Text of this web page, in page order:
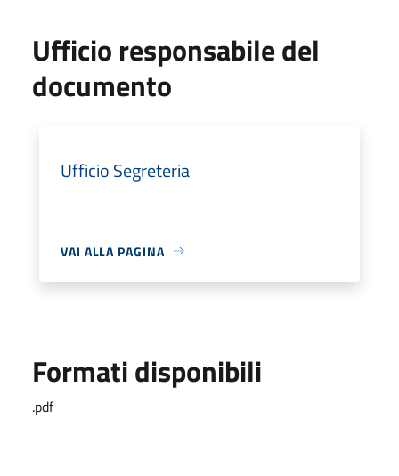
Ufficio responsabile del
documento
Ufficio Segreteria
VAI ALLA PAGINA
Formati disponibili
.pdf